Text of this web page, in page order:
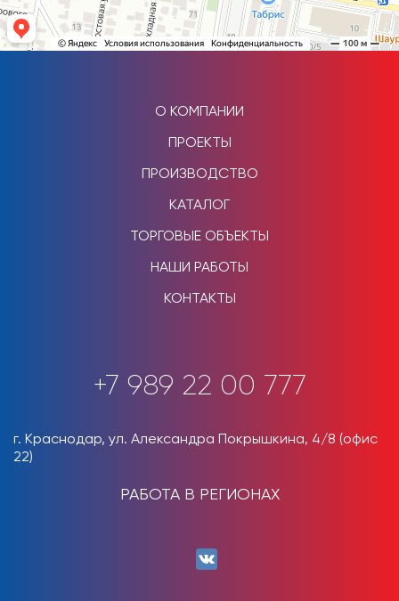
О КОМПАНИИ
ПРОЕКТЫ
ПРОИЗВОДСТВО
КАТАЛОГ
ТОРГОВЫЕ ОБЪЕКТЫ
НАШИ РАБОТЫ
КОНТАКТЫ
+7 989 22 00 777
г. Краснодар, ул. Александра Покрышкина, 4/8 (офис
22)
РАБОТА В РЕГИОНАХ